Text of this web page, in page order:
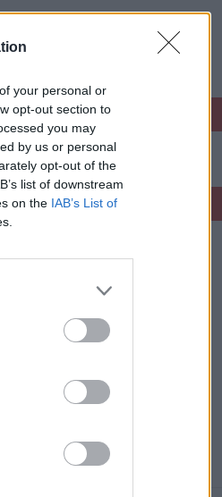
your personal or
opt-out section to
you may
by us or personal
opt-out of the
list of downstream
on the IAB’s List of